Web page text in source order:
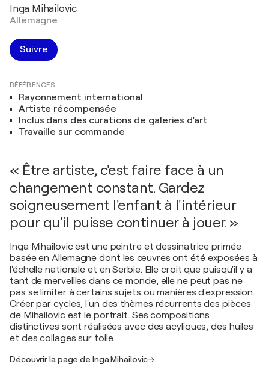
Inga Mihailovic
Allemagne
Suivre
RÉFÉRENCES
Rayonnement international
Artiste récompensée
Inclus dans des curations de galeries d'art
Travaille sur commande
« Être artiste, c'est faire face à un
changement constant. Gardez
soigneusement l'enfant à l'intérieur
pour qu'il puisse continuer à jouer. »
Inga Mihailovic est une peintre et dessinatrice primée
basée en Allemagne dont les œuvres ont été exposées à
l'échelle nationale et en Serbie. Elle croit que puisqu'il y a
tant de merveilles dans ce monde, elle ne peut pas ne
pas se limiter à certains sujets ou manières d'expression.
Créer par cycles, l'un des thèmes récurrents des pièces
de Mihailovic est le portrait. Ses compositions
distinctives sont réalisées avec des acyliques, des huiles
et des collages sur toile.
Découvrir la page de Inga Mihailovic